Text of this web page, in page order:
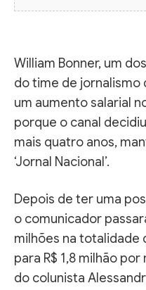
William Bonner, um
do time de jornalismo
um aumento salarial
porque o canal
mais quatro anos,
‘Jornal Nacional’.
Depois de ter uma
o comunicador
milhões na totalidade
para R$ 1,8 milhão
do colunista